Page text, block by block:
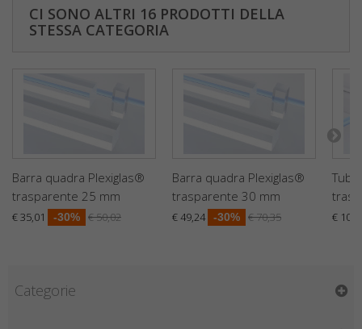
CI SONO ALTRI 16 PRODOTTI DELLA
STESSA CATEGORIA
Barra quadra Plexiglas®
trasparente 25 mm
€ 35,01 -30% € 50,02
Barra quadra Plexiglas®
trasparente 30 mm
€ 49,24 -30% € 70,35 €
Categorie